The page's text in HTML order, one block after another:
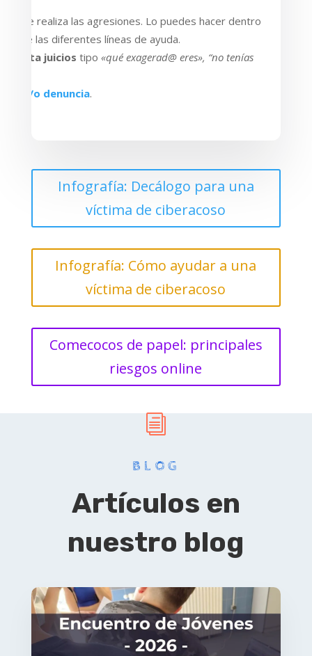
que realiza las agresiones. Lo puedes hacer dentro
de las diferentes líneas de ayuda.
y evita juicios tipo «qué exagerad@ eres», “no tenías
y/o denuncia.
Infografía: Decálogo para una
víctima de ciberacoso
Infografía: Cómo ayudar a una
víctima de ciberacoso
Comecocos de papel: principales
riesgos online
i
BLOG
Artículos en
nuestro blog